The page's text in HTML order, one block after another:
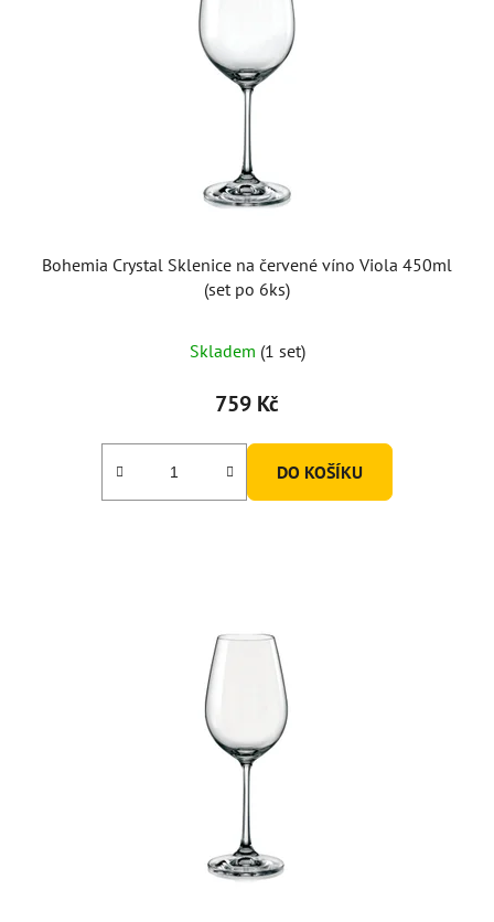
Bohemia Crystal Sklenice na červené víno Viola 450ml
(set po 6ks)
Skladem (1 set)
759 Kč
DO KOŠÍKU